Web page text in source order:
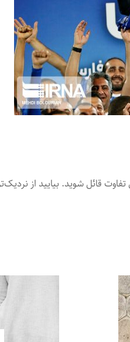
قائل شوید. بیایید از